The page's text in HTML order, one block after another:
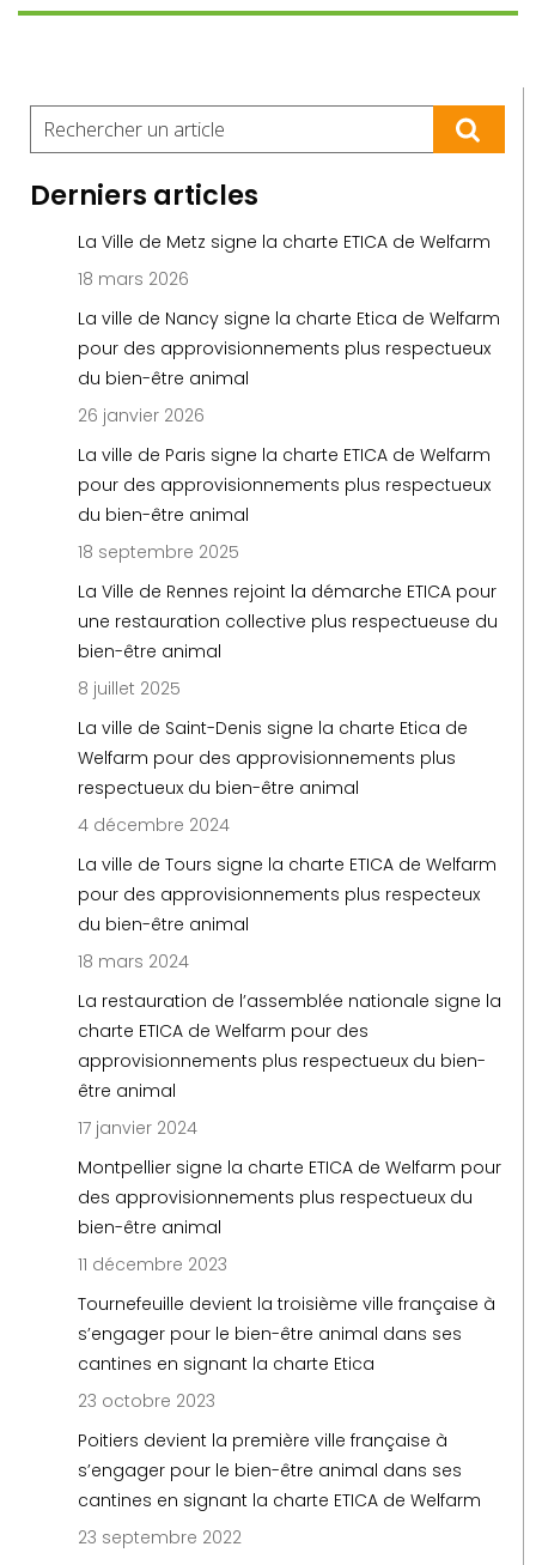
Derniers articles
La Ville de Metz signe la charte ETICA de Welfarm
18 mars 2026
La ville de Nancy signe la charte Etica de Welfarm
pour des approvisionnements plus respectueux
du bien-être animal
26 janvier 2026
La ville de Paris signe la charte ETICA de Welfarm
pour des approvisionnements plus respectueux
du bien-être animal
18 septembre 2025
La Ville de Rennes rejoint la démarche ETICA pour
une restauration collective plus respectueuse du
bien-être animal
8 juillet 2025
La ville de Saint-Denis signe la charte Etica de
Welfarm pour des approvisionnements plus
respectueux du bien-être animal
4 décembre 2024
La ville de Tours signe la charte ETICA de Welfarm
pour des approvisionnements plus respecteux
du bien-être animal
18 mars 2024
La restauration de l’assemblée nationale signe la
charte ETICA de Welfarm pour des
approvisionnements plus respectueux du bien-
être animal
17 janvier 2024
Montpellier signe la charte ETICA de Welfarm pour
des approvisionnements plus respectueux du
bien-être animal
11 décembre 2023
Tournefeuille devient la troisième ville française à
s’engager pour le bien-être animal dans ses
cantines en signant la charte Etica
23 octobre 2023
Poitiers devient la première ville française à
s’engager pour le bien-être animal dans ses
cantines en signant la charte ETICA de Welfarm
23 septembre 2022